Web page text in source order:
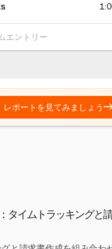
エントリー
レポートを見てみましょう
タイムトラッキングと